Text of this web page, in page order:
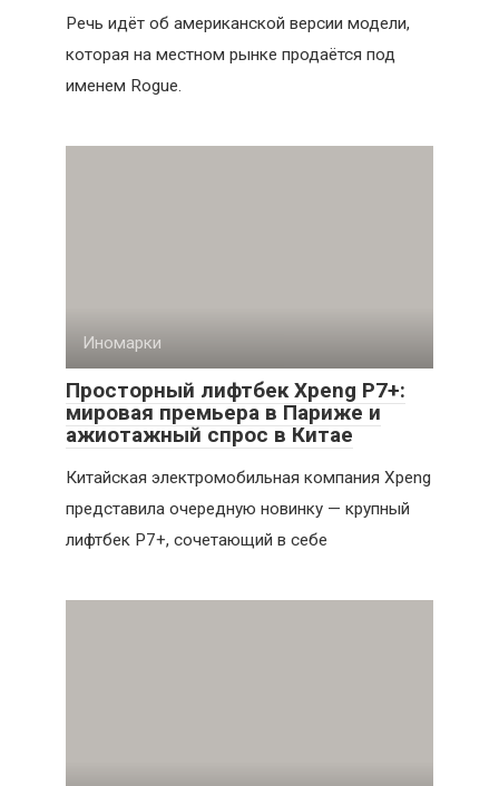
Речь идёт об американской версии модели,
которая на местном рынке продаётся под
именем Rogue.
Иномарки
Просторный лифтбек Xpeng P7+:
мировая премьера в Париже и
ажиотажный спрос в Китае
Китайская электромобильная компания Xpeng
представила очередную новинку — крупный
лифтбек P7+, сочетающий в себе